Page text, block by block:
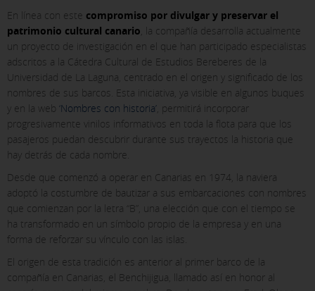
En línea con este compromiso por divulgar y preservar el
patrimonio cultural canario , la compañía desarrolla actualmente
un proyecto de investigación en el que han participado especialistas
adscritos a la Cátedra Cultural de Estudios Bereberes de la
Universidad de La Laguna, centrado en el origen y significado de los
nombres de sus barcos. Esta iniciativa, ya visible en algunos buques
y en la web ‘Nombres con historia’ , permitirá incorporar
progresivamente vinilos informativos en toda la flota para que los
pasajeros puedan descubrir durante sus trayectos la historia que
hay detrás de cada nombre.
Desde que comenzó a operar en Canarias en 1974, la naviera
adoptó la costumbre de bautizar a sus embarcaciones con nombres
que comienzan por la letra “B”, una elección que con el tiempo se
ha transformado en un símbolo propio de la empresa y en una
forma de reforzar su vínculo con las islas.
El origen de esta tradición es anterior al primer barco de la
compañía en Canarias, el Benchijigua, llamado así en honor al
CONFIGURACIÓN DE COOKIES